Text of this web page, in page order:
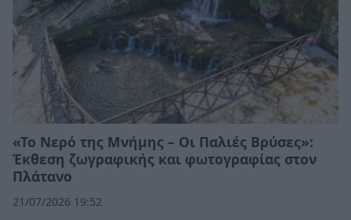
«Το Νερό της Μνήμης – Οι Παλιές Βρύσες»:
Έκθεση ζωγραφικής και φωτογραφίας στον
Πλάτανο
21/07/2026 19:52